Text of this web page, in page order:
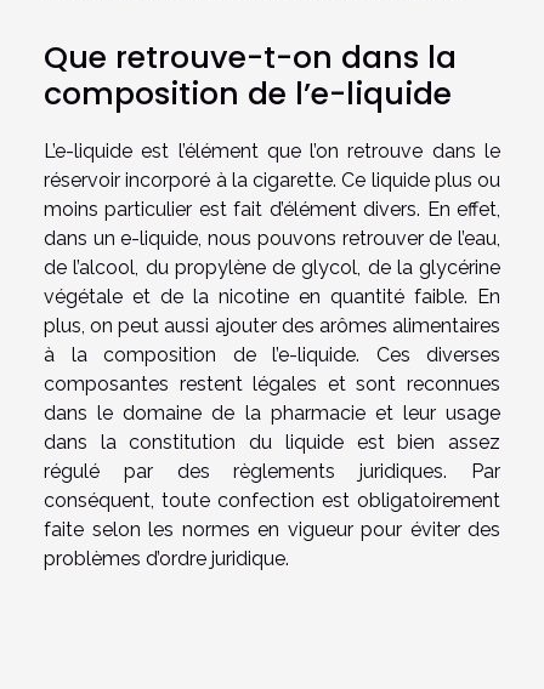
Que retrouve-t-on dans la
composition de l’e-liquide
L’e-liquide est l’élément que l’on retrouve dans le
réservoir incorporé à la cigarette. Ce liquide plus ou
moins particulier est fait d’élément divers. En effet,
dans un e-liquide, nous pouvons retrouver de l’eau,
de l’alcool, du propylène de glycol, de la glycérine
végétale et de la nicotine en quantité faible. En
plus, on peut aussi ajouter des arômes alimentaires
à la composition de l’e-liquide. Ces diverses
composantes restent légales et sont reconnues
dans le domaine de la pharmacie et leur usage
dans la constitution du liquide est bien assez
régulé par des règlements juridiques. Par
conséquent, toute confection est obligatoirement
faite selon les normes en vigueur pour éviter des
problèmes d’ordre juridique.